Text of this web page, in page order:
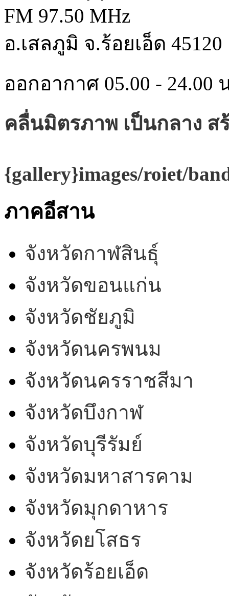
FM 97.50 MHz
อ.เสลภูมิ จ.ร้อยเอ็ด 45120
ออกอากาศ 05.00 - 24.00
คลื่นมิตรภาพ เป็นกลาง
{gallery}images/roiet/
ภาคอีสาน
จังหวัดกาฬสินธุ์
จังหวัดขอนแก่น
จังหวัดชัยภูมิ
จังหวัดนครพนม
จังหวัดนครราชสีมา
จังหวัดบึงกาฬ
จังหวัดบุรีรัมย์
จังหวัดมหาสารคาม
จังหวัดมุกดาหาร
จังหวัดยโสธร
จังหวัดร้อยเอ็ด